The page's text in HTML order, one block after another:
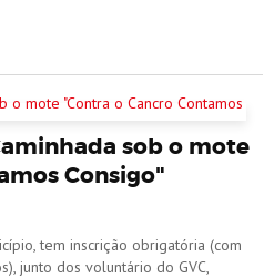
sob o mote
Consigo"
tem inscrição obrigatória (com
junto dos voluntário do GVC,